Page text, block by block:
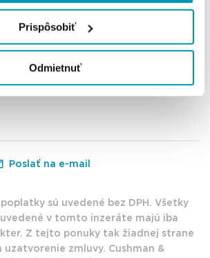
Prispôsobiť
Odmietnuť
Bónová
Consultant
911 144 389
Poslať na e-mail
sú uvedené bez DPH. Všetky
v tomto inzeráte majú iba
Z tejto ponuky tak žiadnej strane
uzatvorenie zmluvy. Cushman &